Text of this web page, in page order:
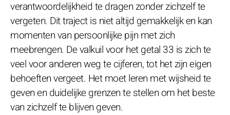
verantwoordelijkheid te dragen zonder zichzelf te
vergeten. Dit traject is niet altijd gemakkelijk en kan
momenten van persoonlijke pijn met zich
meebrengen. De valkuil voor het getal 33 is zich te
veel voor anderen weg te cijferen, tot het zijn eigen
behoeften vergeet. Het moet leren met wijsheid te
geven en duidelijke grenzen te stellen om het beste
van zichzelf te blijven geven.